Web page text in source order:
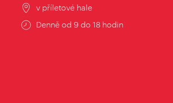
Místo:
v příletové hale
Provozní
Denně od 9 do 18 hodin